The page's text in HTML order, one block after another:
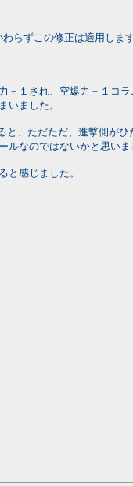
らずこの修正は適用しま
１され、空爆力－１コ
いました。
、ただただ、進撃側が
ルなのではないかと思い
感じました。